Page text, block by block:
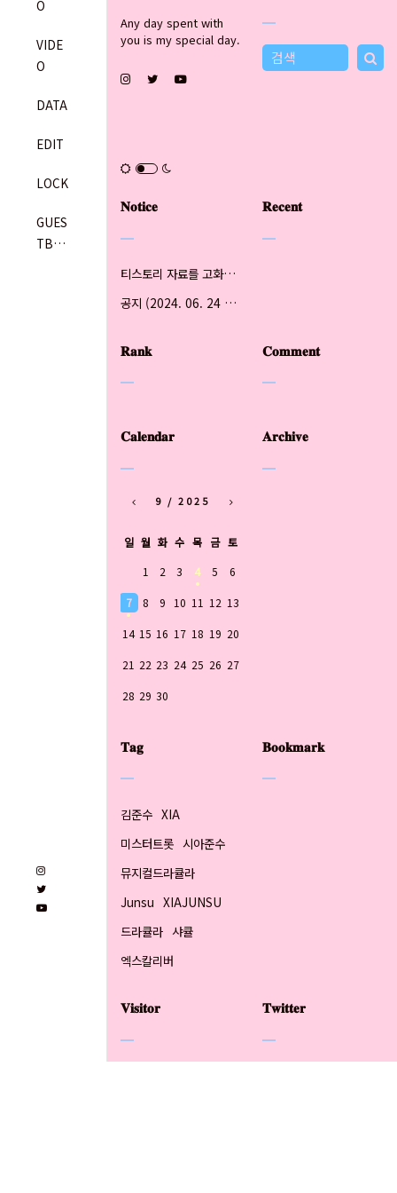
O
VIDE
O
DATA
EDIT
LOCK
GUES
TBO
Any day spent with
you is my special day.
𝐍𝐨𝐭𝐢𝐜𝐞
티스토리 자료를 고화질 원본으로 저장하는 법 (updated 2024.07.03)
공지 (2024. 06. 24 updated)
𝐑𝐞𝐜𝐞𝐧𝐭
𝐑𝐚𝐧𝐤 𝐂𝐨𝐦𝐦𝐞𝐧𝐭
𝐂𝐚𝐥𝐞𝐧𝐝𝐚𝐫
9 / 2025
일 월 화 수 목 금 토
1
2 3 4 5 6
7 8 9 10 11 12 13
14 15 16 17 18 19 20
21 22 23 24 25 26 27
28 29 30
𝐀𝐫𝐜𝐡𝐢𝐯𝐞
𝐓𝐚𝐠
김준수 XIA
미스터트롯 시아준수
뮤지컬드라큘라
Junsu XIAJUNSU
드라큘라 샤큘
엑스칼리버
𝐁𝐨𝐨𝐤𝐦𝐚𝐫𝐤
𝐕𝐢𝐬𝐢𝐭𝐨𝐫 𝐓𝐰𝐢𝐭𝐭𝐞𝐫